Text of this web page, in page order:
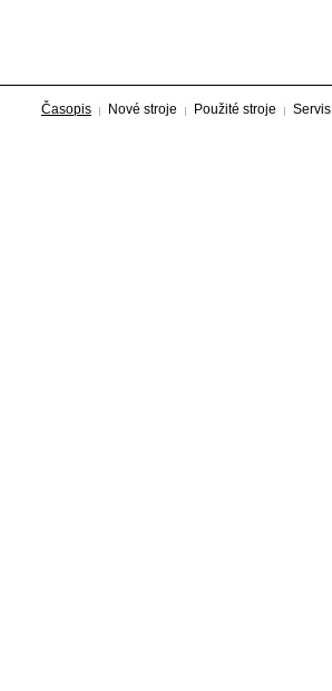
Časopis Nové stroje Použité stroje Servis